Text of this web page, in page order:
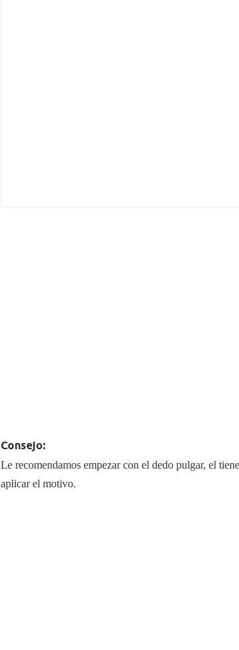
Consejo:
Le recomendamos empezar con el dedo pulgar, el
aplicar el motivo.